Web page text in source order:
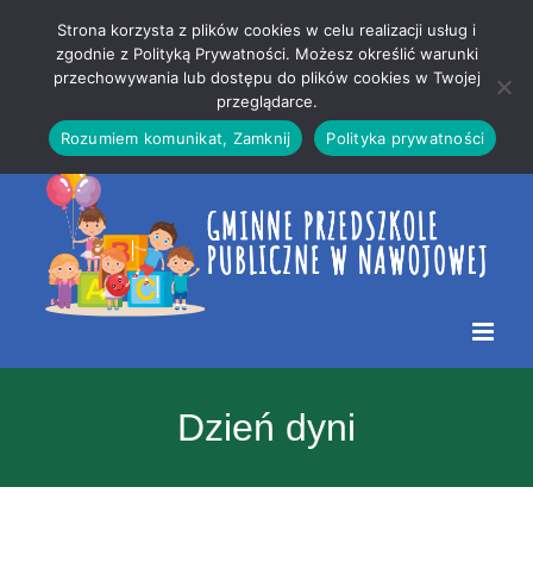
treści
strony
Dzień dyni
Strona korzysta z plików cookies w celu realizacji usług i
zgodnie z Polityką Prywatności. Możesz określić warunki
przechowywania lub dostępu do plików cookies w Twojej
przeglądarce.
Rozumiem komunikat, Zamknij
Polityka prywatności